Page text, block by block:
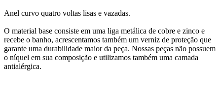
Anel curvo quatro voltas lisas e vazadas.
O material base consiste em uma liga metálica de cobre e zinco e
recebe o banho, acrescentamos também um verniz de proteção que
garante uma durabilidade maior da peça. Nossas peças não possuem
o níquel em sua composição e utilizamos também uma camada
antialérgica.